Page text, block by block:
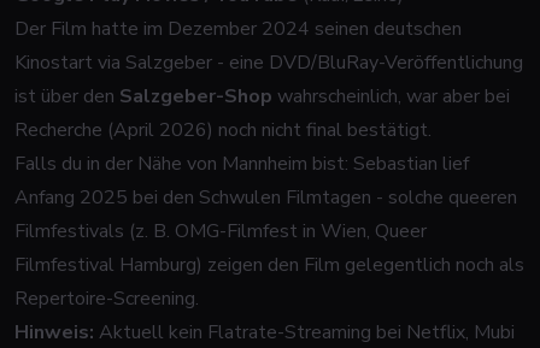
Der Film hatte im Dezember 2024 seinen deutschen
Kinostart via Salzgeber - eine DVD/BluRay-Veröffentlichung
ist über den Salzgeber-Shop wahrscheinlich, war aber bei
Recherche (April 2026) noch nicht final bestätigt.
Falls du in der Nähe von Mannheim bist: Sebastian lief
Anfang 2025 bei den Schwulen Filmtagen - solche queeren
Filmfestivals (z. B. OMG-Filmfest in Wien, Queer
Filmfestival Hamburg) zeigen den Film gelegentlich noch als
Repertoire-Screening.
Hinweis: Aktuell kein Flatrate-Streaming bei Netflix, Mubi